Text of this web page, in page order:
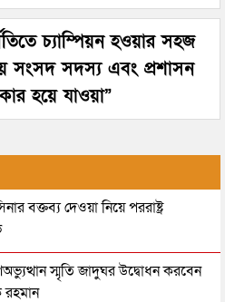
চ্যাম্পিয়ন হওয়ার সহজ
সংসদ সদস্য এবং প্রশাসন
হয়ে যাওয়া”
বক্তব্য দেওয়া নিয়ে পররাষ্ট্র
স্মৃতি জাদুঘর উদ্বোধন করবেন
রহমান